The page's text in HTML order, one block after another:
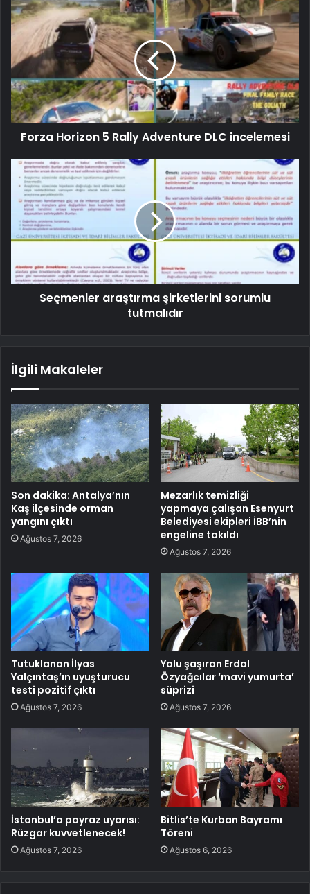
Forza Horizon 5 Rally Adventure DLC incelemesi
Seçmenler araştırma şirketlerini sorumlu
tutmalıdır
İlgili Makaleler
Son dakika: Antalya’nın
Kaş ilçesinde orman
yangını çıktı
Ağustos 7, 2026
Mezarlık temizliği
yapmaya çalışan Esenyurt
Belediyesi ekipleri İBB’nin
engeline takıldı
Ağustos 7, 2026
Tutuklanan İlyas
Yalçıntaş’ın uyuşturucu
testi pozitif çıktı
Ağustos 7, 2026
Yolu şaşıran Erdal
Özyağcılar ‘mavi yumurta’
süprizi
Ağustos 7, 2026
İstanbul’a poyraz uyarısı:
Rüzgar kuvvetlenecek!
Ağustos 7, 2026
Bitlis’te Kurban Bayramı
Töreni
Ağustos 6, 2026